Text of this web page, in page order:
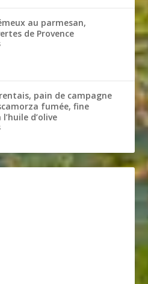
au parmesan,
de Provence
pain de campagne
fumée, fine
d’olive